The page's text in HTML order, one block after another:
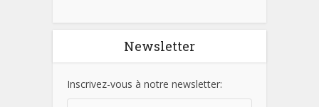
Newsletter
Inscrivez-vous à notre newsletter: